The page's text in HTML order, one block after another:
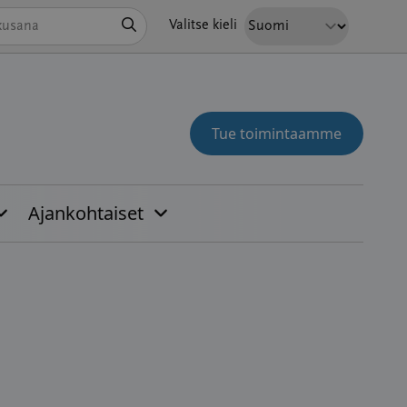
Valitse kieli
Tue toimintaamme
Ajankohtaiset